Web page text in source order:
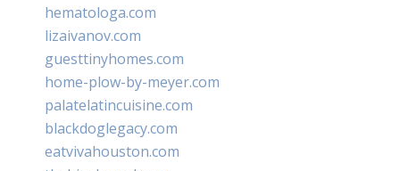
hematologa.com
lizaivanov.com
guesttinyhomes.com
home-plow-by-meyer.com
palatelatincuisine.com
blackdoglegacy.com
eatvivahouston.com